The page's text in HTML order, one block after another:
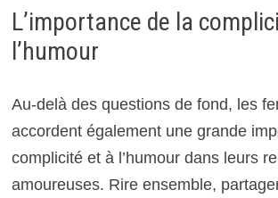
L’importance de la
l’humour
Au-delà des questions de fond, les
accordent également une grande
complicité et à l’humour dans leurs
amoureuses. Rire ensemble,